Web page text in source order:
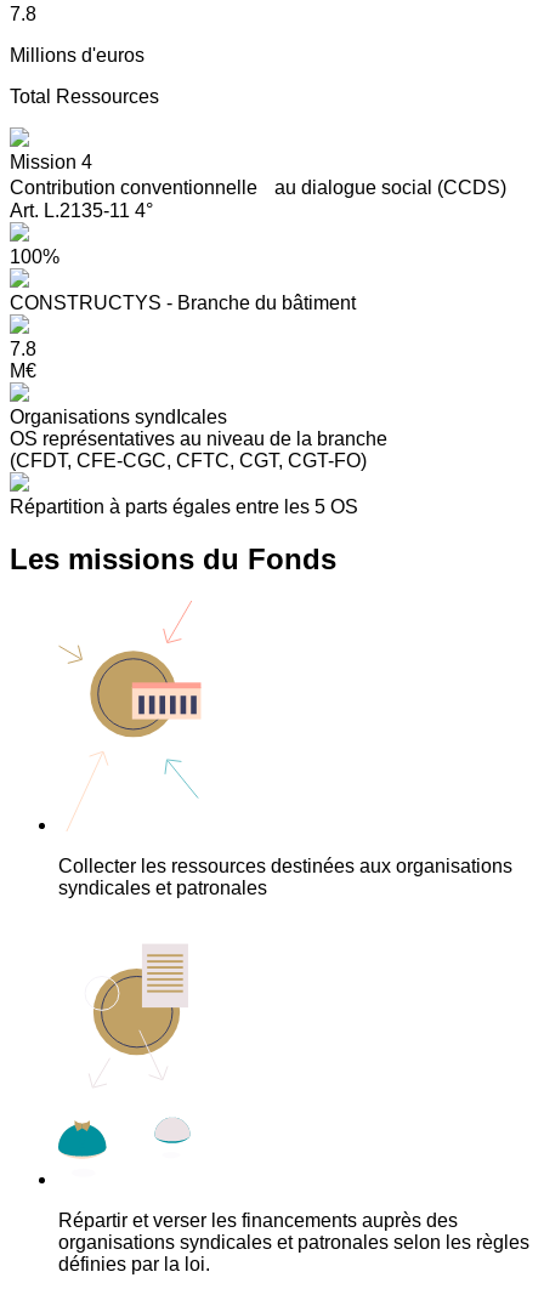
7.8
Millions d'euros
Total Ressources
Mission 4
Contribution conventionnelle au dialogue social (CCDS)
Art. L.2135-11 4°
100%
CONSTRUCTYS - Branche du bâtiment
7.8
M€
Organisations syndIcales
OS représentatives au niveau de la branche
(CFDT, CFE-CGC, CFTC, CGT, CGT-FO)
Répartition à parts égales entre les 5 OS
Les missions du Fonds
Collecter les ressources destinées aux organisations
syndicales et patronales
Répartir et verser les financements auprès des
organisations syndicales et patronales selon les règles
définies par la loi.